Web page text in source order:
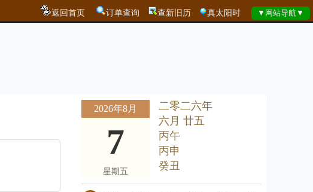
返回首页 订单查询 查新旧历 真太阳时
2026年8月
7
星期五
二零二六年
六月 廿五
丙午
丙申
癸丑